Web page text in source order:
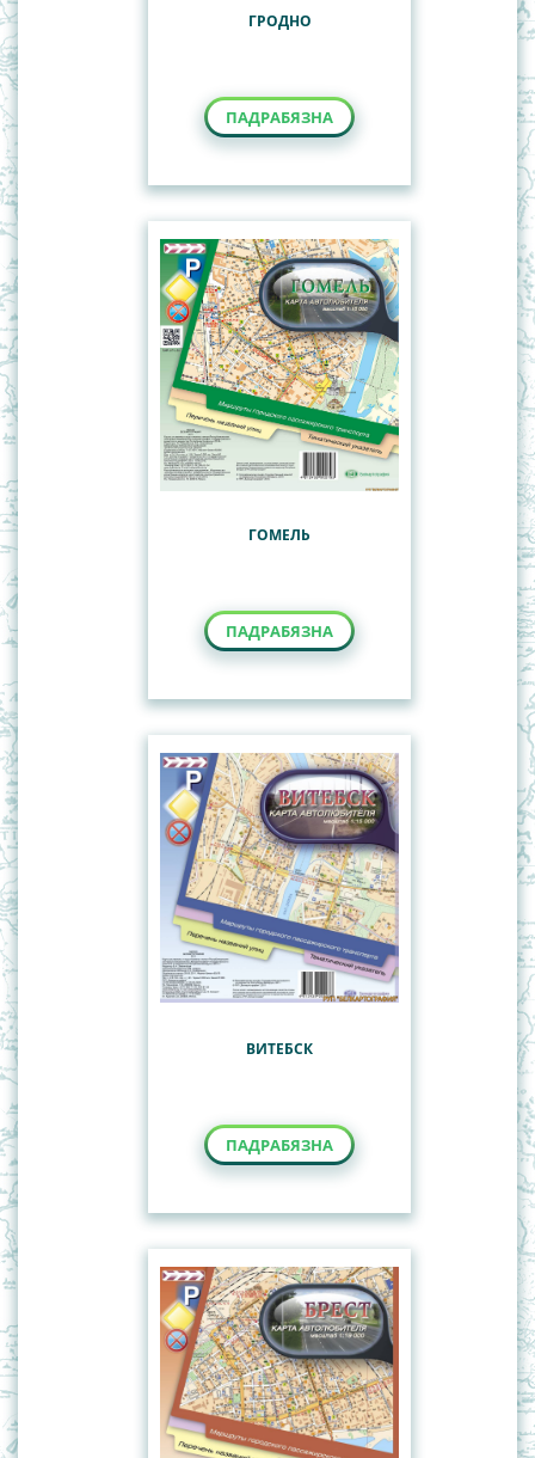
ГРОДНО
ПАДРАБЯЗНА
ГОМЕЛЬ
ПАДРАБЯЗНА
ВИТЕБСК
ПАДРАБЯЗНА